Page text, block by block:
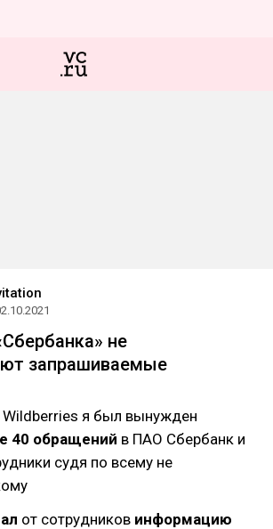
не
запрашиваемые
Wildberries я был вынужден
40 обращений в ПАО Сбербанк и
судя по всему не
от сотрудников информацию